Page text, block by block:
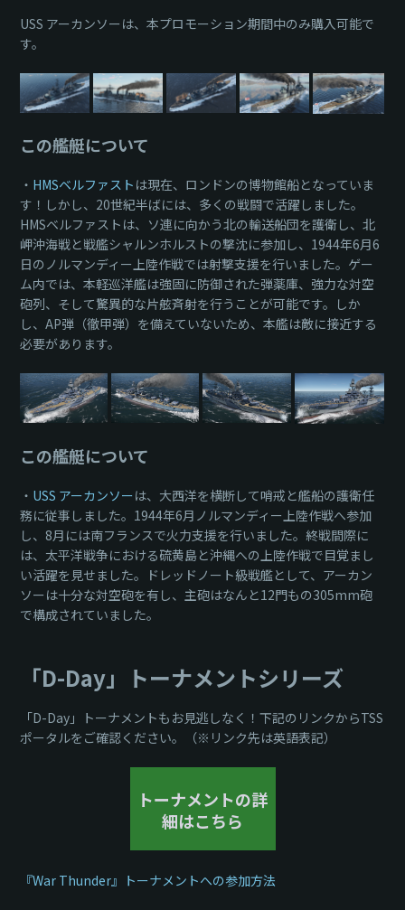
USS アーカンソーは、本プロモーション期間中のみ購入可能で
す。
この艦艇について
・ HMSベルファスト は現在、ロンドンの博物館船となっていま
す！しかし、20世紀半ばには、多くの戦闘で活躍しました。
HMSベルファストは、ソ連に向かう北の輸送船団を護衛し、北
岬沖海戦と戦艦シャルンホルストの撃沈に参加し、1944年6月6
日のノルマンディー上陸作戦では射撃支援を行いました。ゲー
ム内では、本軽巡洋艦は強固に防御された弾薬庫、強力な対空
砲列、そして驚異的な片舷斉射を行うことが可能です。しか
し、AP弾（徹甲弾）を備えていないため、本艦は敵に接近する
必要があります。
この艦艇について
・ USS アーカンソーは、大西洋を横断して哨戒と艦船の護衛任
務に従事しました。1944年6月ノルマンディー上陸作戦へ参加
し、8月には南フランスで火力支援を行いました。終戦間際に
は、太平洋戦争における硫黄島と沖縄への上陸作戦で目覚まし
い活躍を見せました。ドレッドノート級戦艦として、アーカン
ソーは十分な対空砲を有し、主砲はなんと12門もの305mm砲
で構成されていました。
「D-Day」トーナメントシリーズ
「D-Day」トーナメントもお見逃しなく！下記のリンクからTSS
ポータルをご確認ください。（※リンク先は英語表記）
トーナメントの詳
細はこちら
『War Thunder』トーナメントへの参加方法